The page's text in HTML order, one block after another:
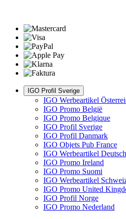
IGO Profil Sverige
IGO Werbeartikel
IGO Promo België
IGO Promo Belgique
IGO Profil Sverige
IGO Profil Danmark
IGO Objets Pub France
IGO Werbeartikel
IGO Promo Ireland
IGO Promo Suomi
IGO Werbeartikel
IGO Promo United
IGO Profil Norge
IGO Promo Nederland